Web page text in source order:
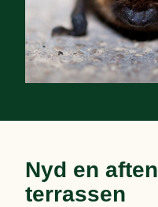
Nyd en
terrassen